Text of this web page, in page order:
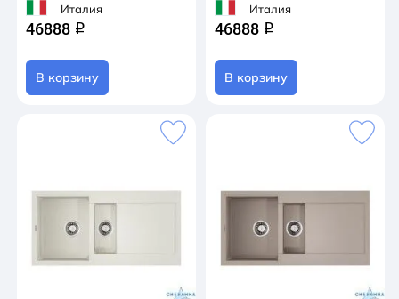
Италия
46888 q
В корзину
Италия
46888 q
В корзину